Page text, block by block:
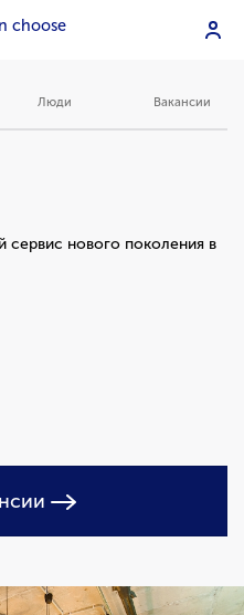
choose
Люди Вакансии
нового поколения в